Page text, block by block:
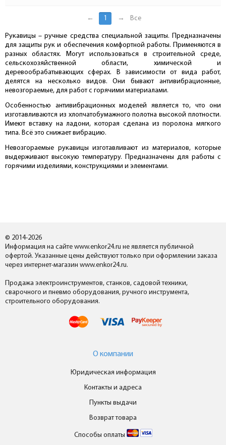
← 1 → Все
Рукавицы – ручные средства специальной защиты. Предназначены
для защиты рук и обеспечения комфортной работы. Применяются в
разных областях. Могут использоваться в строительной среде,
сельскохозяйственной области, химической и
деревообрабатывающих сферах. В зависимости от вида работ,
делятся на несколько видов. Они бывают антивибрационные,
невозгораемые, для работ с горячими материалами.
Особенностью антивибрационных моделей является то, что они
изготавливаются из хлопчатобумажного полотна высокой плотности.
Имеют вставку на ладони, которая сделана из поролона мягкого
типа. Всё это снижает вибрацию.
Невозгораемые рукавицы изготавливают из материалов, которые
выдерживают высокую температуру. Предназначены для работы с
горячими изделиями, конструкциями и элементами.
© 2014-2026
Информация на сайте www.enkor24.ru не является публичной
офертой. Указанные цены действуют только при оформлении заказа
через интернет-магазин www.enkor24.ru.
Продажа электроинструментов, станков, садовой техники,
сварочного и пневмо оборудования, ручного инструмента,
строительного оборудования.
О компании
Юридическая информация
Контакты и адреса
Пункты выдачи
Возврат товара
Способы оплаты